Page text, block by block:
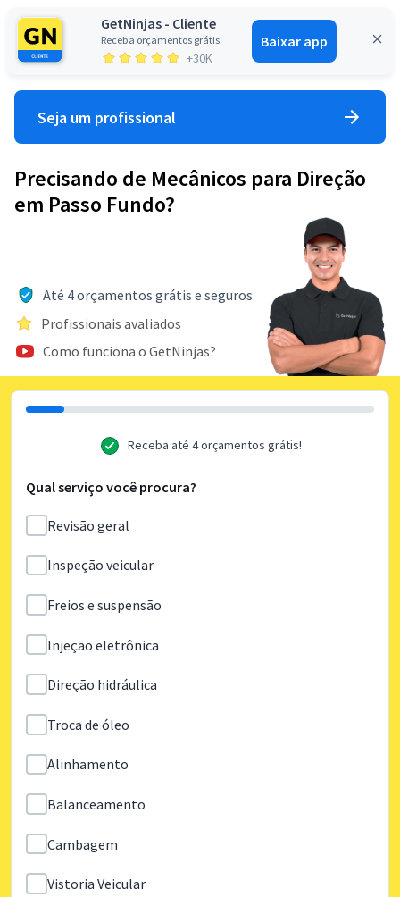
GetNinjas - Cliente
Receba orçamentos grátis
+30K
Baixar app
Entrar
Seja um profissional
Precisando de Mecânicos para Direção
em Passo Fundo?
Até 4 orçamentos grátis e seguros
Profissionais avaliados
Como funciona o GetNinjas?
Receba até 4 orçamentos grátis!
Qual serviço você procura?
Revisão geral
Inspeção veicular
Freios e suspensão
Injeção eletrônica
Direção hidráulica
Troca de óleo
Alinhamento
Balanceamento
Cambagem
Vistoria Veicular